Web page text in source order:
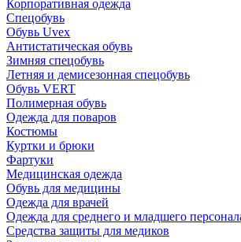
Корпоративная одежда
Спецобувь
Обувь Uvex
Антистатическая обувь
Зимняя спецобувь
Летняя и демисезонная спецобувь
Обувь VERT
Полимерная обувь
Одежда для поваров
Костюмы
Куртки и брюки
Фартуки
Медицинская одежда
Обувь для медицины
Одежда для врачей
Одежда для среднего и младшего
Средства защиты для медиков